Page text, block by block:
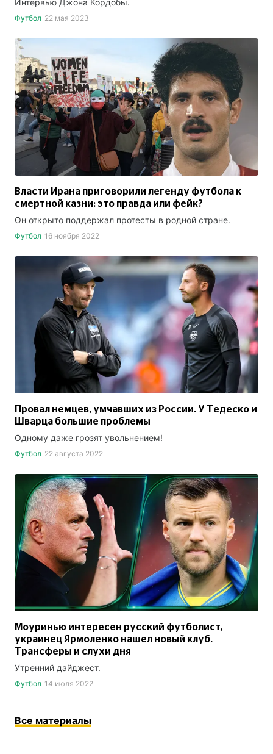
Интервью Джона Кордобы.
Футбол 22 мая 2023
Власти Ирана приговорили легенду футбола к
смертной казни: это правда или фейк?
Он открыто поддержал протесты в родной стране.
Футбол 16 ноября 2022
Провал немцев, умчавших из России. У Тедеско и
Шварца большие проблемы
Одному даже грозят увольнением!
Футбол 22 августа 2022
Моуринью интересен русский футболист,
украинец Ярмоленко нашел новый клуб.
Трансферы и слухи дня
Утренний дайджест.
Футбол 14 июля 2022
Все материалы